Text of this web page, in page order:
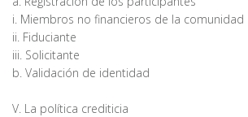
i. Miembros no financieros de la comunidad
ii. Fiduciante
iii. Solicitante
b. Validación de identidad
V. La política crediticia